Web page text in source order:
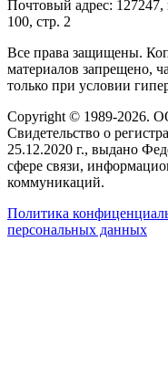
Почтовый адрес:
100, стр. 2
Все права защищены.
материалов запрещено,
только при условии
Copyright © 1989-2026.
Свидетельство о
25.12.2020 г., выдано
сфере связи,
коммуникаций.
Политика
персональных данных